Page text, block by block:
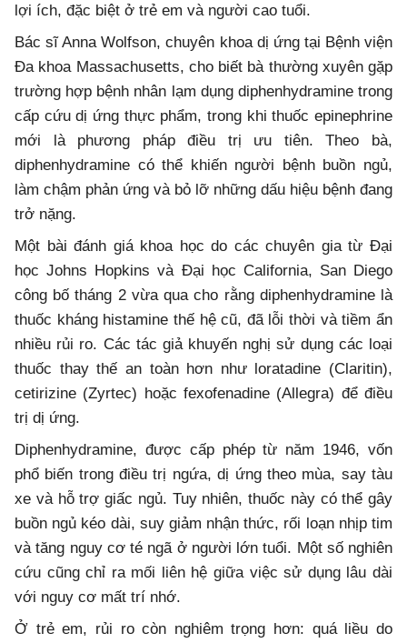
lợi ích, đặc biệt ở trẻ em và người cao tuổi.
Bác sĩ Anna Wolfson, chuyên khoa dị ứng tại Bệnh viện
Đa khoa Massachusetts, cho biết bà thường xuyên gặp
trường hợp bệnh nhân lạm dụng diphenhydramine trong
cấp cứu dị ứng thực phẩm, trong khi thuốc epinephrine
mới là phương pháp điều trị ưu tiên. Theo bà,
diphenhydramine có thể khiến người bệnh buồn ngủ,
làm chậm phản ứng và bỏ lỡ những dấu hiệu bệnh đang
trở nặng.
Một bài đánh giá khoa học do các chuyên gia từ Đại
học Johns Hopkins và Đại học California, San Diego
công bố tháng 2 vừa qua cho rằng diphenhydramine là
thuốc kháng histamine thế hệ cũ, đã lỗi thời và tiềm ẩn
nhiều rủi ro. Các tác giả khuyến nghị sử dụng các loại
thuốc thay thế an toàn hơn như loratadine (Claritin),
cetirizine (Zyrtec) hoặc fexofenadine (Allegra) để điều
trị dị ứng.
Diphenhydramine, được cấp phép từ năm 1946, vốn
phổ biến trong điều trị ngứa, dị ứng theo mùa, say tàu
xe và hỗ trợ giấc ngủ. Tuy nhiên, thuốc này có thể gây
buồn ngủ kéo dài, suy giảm nhận thức, rối loạn nhịp tim
và tăng nguy cơ té ngã ở người lớn tuổi. Một số nghiên
cứu cũng chỉ ra mối liên hệ giữa việc sử dụng lâu dài
với nguy cơ mất trí nhớ.
Ở trẻ em, rủi ro còn nghiêm trọng hơn: quá liều do